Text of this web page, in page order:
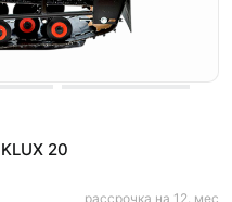
20
рассрочка на 12. мес